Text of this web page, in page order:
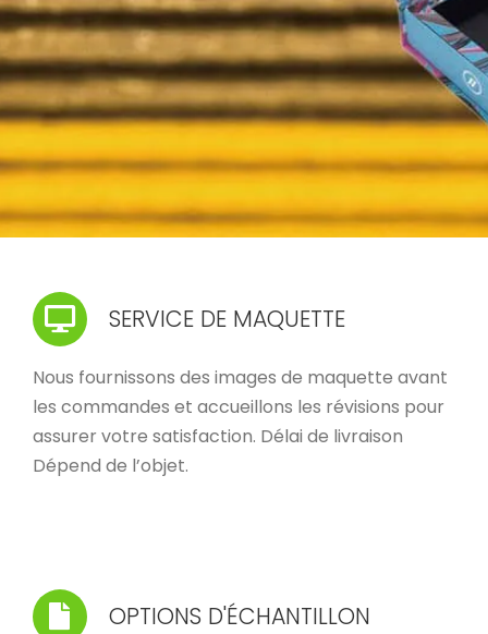
SERVICE DE MAQUETTE
Nous fournissons des images de maquette avant
les commandes et accueillons les révisions pour
assurer votre satisfaction. Délai de livraison
Dépend de l’objet.
OPTIONS D'ÉCHANTILLON